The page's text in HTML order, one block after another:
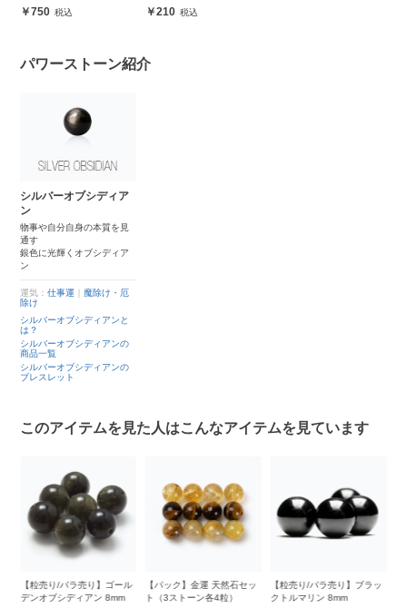
安心750 210
パワーストーン紹介
シルバーオブシディア
ン
物事や自分自身の本質を見
通す
銀色に光輝くオブシディア
ン
運気：仕事運
魔除け・厄
除け
シルバーオブシディアンと
は？
シルバーオブシディアンの
商品一覧
シルバーオブシディアンの
ブレスレット
このアイテムを見た人はこんなアイテムを見ています
【粒売り/バラ売り】ゴール
デンオブシディアン 8mm
【パック】金運 天然石セッ
ト（3ストーン各4粒）
【粒売り/バラ売り】ブラッ
クトルマリン 8mm